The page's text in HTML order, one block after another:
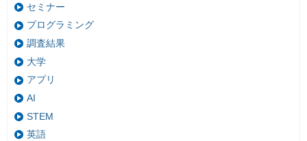
セミナー
プログラミング
調査結果
大学
アプリ
AI
STEM
英語